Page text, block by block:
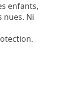
enfants,
nues. Ni